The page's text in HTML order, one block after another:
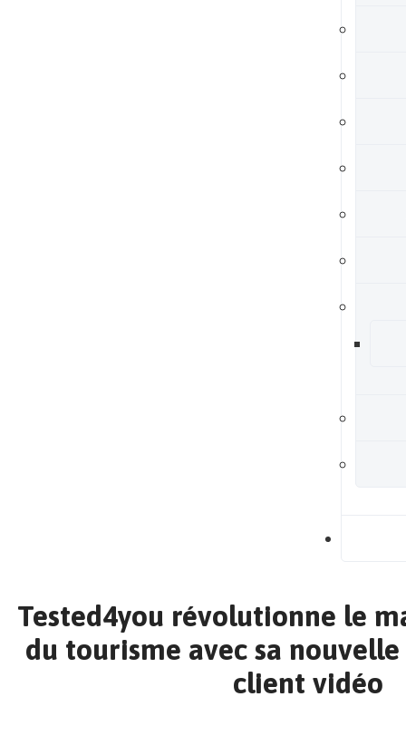
Tested4you révolutionne le
du tourisme avec sa nouvelle
client vidéo